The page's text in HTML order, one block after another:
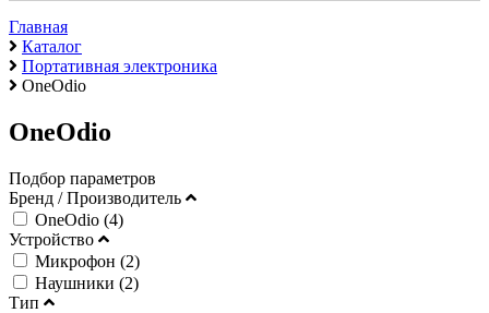
Главная
Каталог
Портативная электроника
OneOdio
OneOdio
Подбор параметров
Бренд / Производитель
OneOdio (4)
Устройство
Микрофон (2)
Наушники (2)
Тип